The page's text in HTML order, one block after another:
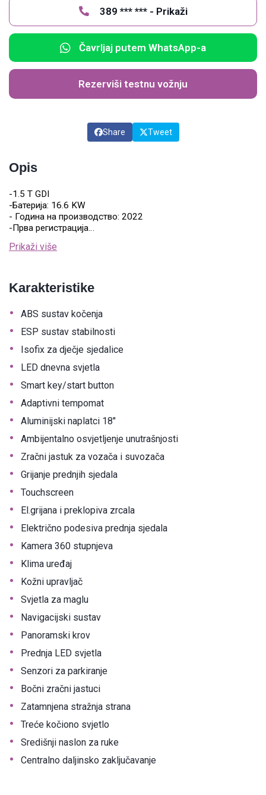
389 *** *** - Prikaži
Čavrljaj putem WhatsApp-a
Rezerviši testnu vožnju
Share Tweet
Opis
-1.5 T GDI
-Батерија: 16.6 KW
- Година на производство: 2022
-Прва регистрација…
Prikaži više
Karakteristike
• ABS sustav kočenja
• ESP sustav stabilnosti
• Isofix za dječje sjedalice
• LED dnevna svjetla
• Smart key/start button
• Adaptivni tempomat
• Aluminijski naplatci 18″
• Ambijentalno osvjetljenje unutrašnjosti
• Zračni jastuk za vozača i suvozača
• Grijanje prednjih sjedala
• Touchscreen
• El.grijana i preklopiva zrcala
• Električno podesiva prednja sjedala
• Kamera 360 stupnjeva
• Klima uređaj
• Kožni upravljač
• Svjetla za maglu
• Navigacijski sustav
• Panoramski krov
• Prednja LED svjetla
• Senzori za parkiranje
• Bočni zračni jastuci
• Zatamnjena stražnja strana
• Treće kočiono svjetlo
• Središnji naslon za ruke
• Centralno daljinsko zaključavanje